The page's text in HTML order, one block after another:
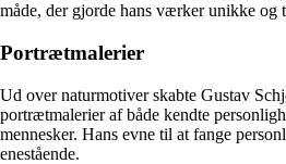
måde, der gjorde hans værker unikke og
Portrætmalerier
Ud over naturmotiver skabte Gustav
portrætmalerier af både kendte
mennesker. Hans evne til at fange
enestående.